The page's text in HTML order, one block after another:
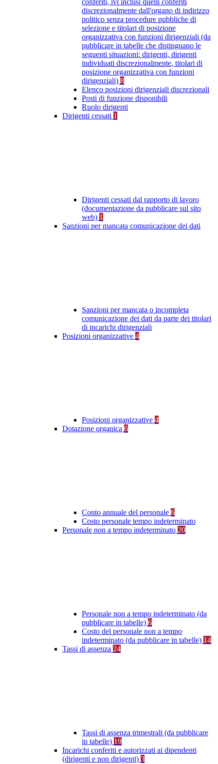
conferiti, ivi inclusi quelli conferiti
discrezionalmente dall'organo di indirizzo
politico senza procedure pubbliche di
selezione e titolari di posizione
organizzativa con funzioni dirigenziali (da
pubblicare in tabelle che distinguano le
seguenti situazioni: dirigenti, dirigenti
individuati discrezionalmente, titolari di
posizione organizzativa con funzioni
dirigenziali) 8
Elenco posizioni dirigenziali discrezionali
Posti di funzione disponibili
Ruolo dirigenti
Dirigenti cessati 1
Dirigenti cessati dal rapporto di lavoro
(documentazione da pubblicare sul sito
web) 1
Sanzioni per mancata comunicazione dei dati
Sanzioni per mancata o incompleta
comunicazione dei dati da parte dei titolari
di incarichi dirigenziali
Posizioni organizzative 4
Posizioni organizzative 4
Dotazione organica 6
Conto annuale del personale 6
Costo personale tempo indeterminato
Personale non a tempo indeterminato 20
Personale non a tempo indeterminato (da
pubblicare in tabelle) 6
Costo del personale non a tempo
indeterminato (da pubblicare in tabelle) 14
Tassi di assenza 24
Tassi di assenza trimestrali (da pubblicare
in tabelle) 19
Incarichi conferiti e autorizzati ai dipendenti
(dirigenti e non dirigenti) 3